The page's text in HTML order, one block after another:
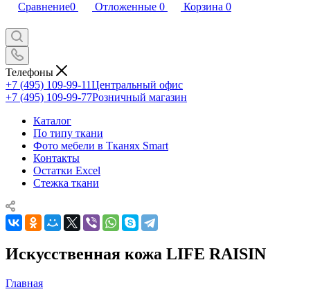
Сравнение0 Отложенные 0 Корзина 0
Телефоны
+7 (495) 109-99-11Центральный офис
+7 (495) 109-99-77Розничный магазин
Каталог
По типу ткани
Фото мебели в Тканях Smart
Контакты
Остатки Excel
Стежка ткани
Искусственная кожа LIFE RAISIN
Главная